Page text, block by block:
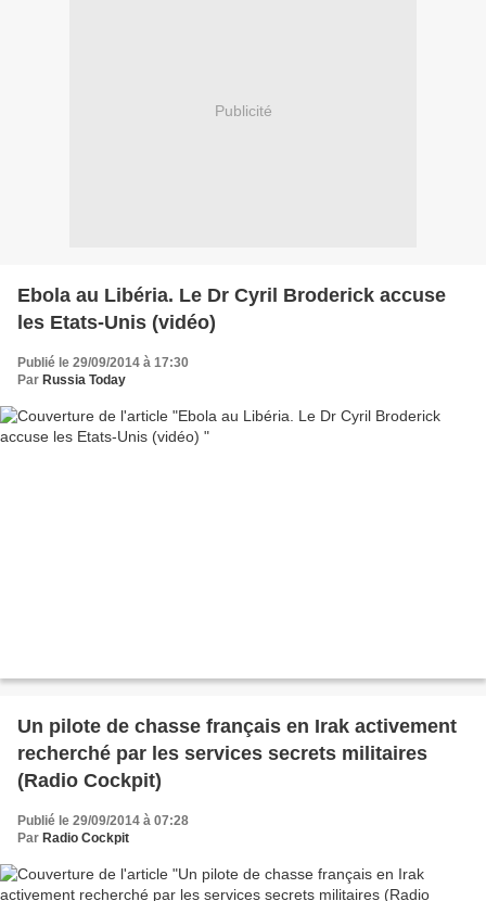
Publicité
Ebola au Libéria. Le Dr Cyril Broderick accuse
les Etats-Unis (vidéo)
Publié le 29/09/2014 à 17:30
Par Russia Today
Un pilote de chasse français en Irak activement
recherché par les services secrets militaires
(Radio Cockpit)
Publié le 29/09/2014 à 07:28
Par Radio Cockpit